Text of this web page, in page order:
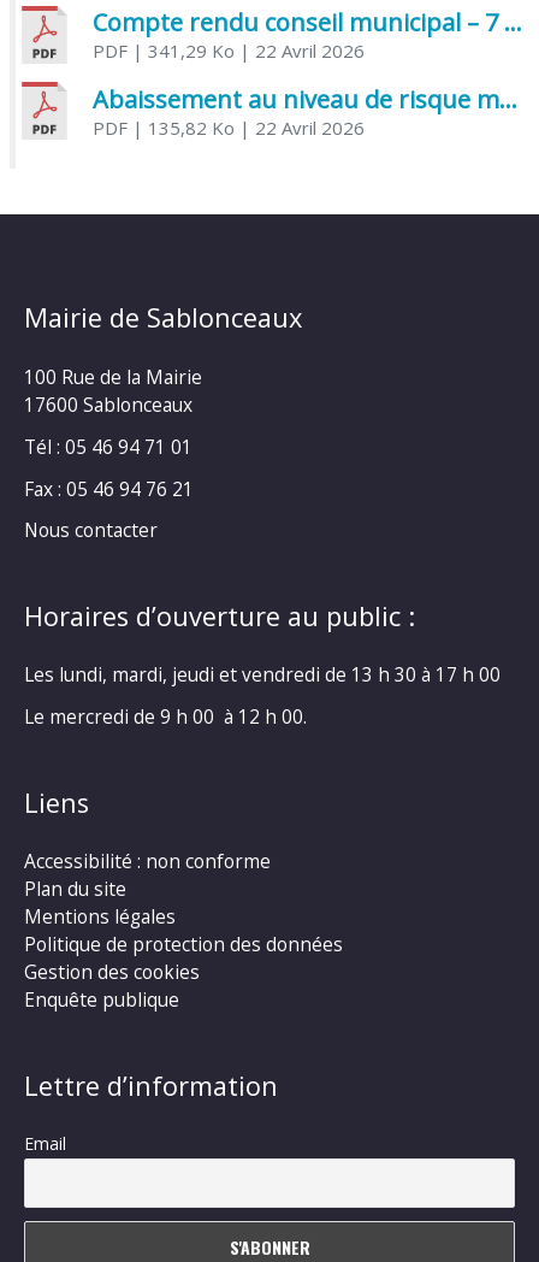
Compte rendu conseil municipal – 7 avril 2026
PDF| 341,29 Ko | 22 Avril 2026
Abaissement au niveau de risque modéré de l’Influenza aviaire
PDF| 135,82 Ko | 22 Avril 2026
Mairie de Sablonceaux
100 Rue de la Mairie
17600 Sablonceaux
Tél : 05 46 94 71 01
Fax : 05 46 94 76 21
Nous contacter
Horaires d’ouverture au public :
Les lundi, mardi, jeudi et vendredi de 13 h 30 à 17 h 00
Le mercredi de 9 h 00 à 12 h 00.
Liens
Accessibilité : non conforme
Plan du site
Mentions légales
Politique de protection des données
Gestion des cookies
Enquête publique
Lettre d’information
Email